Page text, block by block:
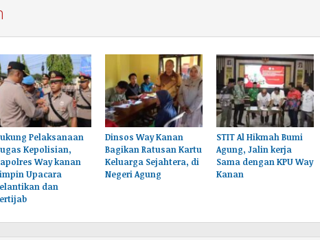
Pelaksanaan
Kepolisian,
Way kanan
Upacara
dan
Dinsos Way Kanan
Bagikan Ratusan Kartu
Keluarga Sejahtera, di
Negeri Agung
STIT Al Hikmah Bumi
Agung, Jalin kerja
Sama dengan KPU Way
Kanan